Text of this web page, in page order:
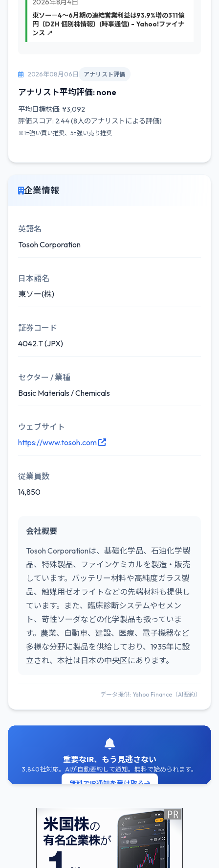
2026年8月4日
東ソー－4～6月期の連結営業利益は93.9%増の311億
円〔DZH 個別株情報〕(時事通信) - Yahoo!ファイナ
ンス ↗
2026年08月06日 アナリスト評価
アナリスト平均評価: none
平均目標株価: ¥3,092
評価スコア: 2.44 (8人のアナリストによる評価)
※1=強い買い推奨、5=強い売り推奨
企業情報
英語名
Tosoh Corporation
日本語名
東ソー(株)
証券コード
4042.T (JPX)
セクター / 業種
Basic Materials / Chemicals
ウェブサイト
https://www.tosoh.com
従業員数
14,850
会社概要
Tosoh Corporationは、基礎化学品、石油化学製
品、特殊製品、ファインケミカルを製造・販売
しています。バッテリー材料や高純度ガラス製
品、触媒用ゼオライトなどの先端材料も提供し
ています。また、臨床診断システムやセメン
ト、苛性ソーダなどの化学製品も扱っていま
す。農業、自動車、建設、医療、電子機器など
多様な分野に製品を供給しており、1935年に設
立され、本社は日本の中央区にあります。
データ提供: Yahoo Finance（AI要約）
重要なIR、もう見逃さない
3,840社対応。AIが自動要約して通知。無料で始められます。
無料でIR通知を受け取る